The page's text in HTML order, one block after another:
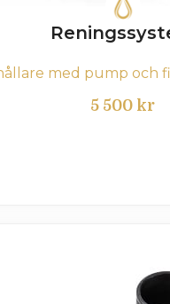
med pump och
5 500 kr